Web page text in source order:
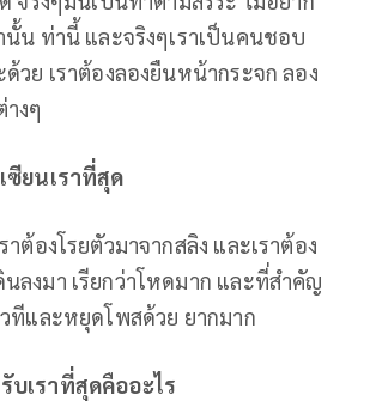
น ท่านี้ และจริงๆเราเป็นคนชอบ
วย เราต้องลองยืนหน้ากระจก ลอง
งๆ
ซียนเราที่สุด
าต้องโรยตัวมาจากสลิง และเราต้อง
ลงมา เรียกว่าโหดมาก และที่สำคัญ
ทีและหยุดโพสด้วย ยากมาก
บเราที่สุดคืออะไร